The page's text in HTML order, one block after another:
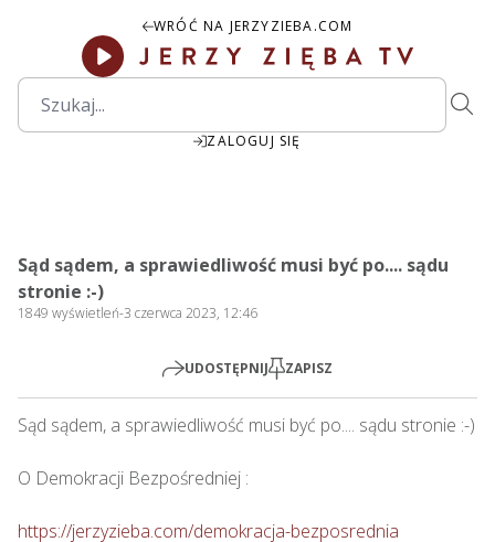
WRÓĆ NA JERZYZIEBA.COM
ZALOGUJ SIĘ
Play
Sąd sądem, a sprawiedliwość musi być po.... sądu
stronie :-)
1849 wyświetleń-3 czerwca 2023, 12:46
UDOSTĘPNIJ ZAPISZ
Sąd sądem, a sprawiedliwość musi być po.... sądu stronie :-)
O Demokracji Bezpośredniej :
https://jerzyzieba.com/demokracja-bezposrednia